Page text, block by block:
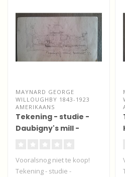
MAYNARD GEORGE
WILLOUGHBY 1843-1923
AMERIKAANS
Tekening - studie -
Daubigny's mill -
Vooralsnog niet te koop!
Tekening - studie -